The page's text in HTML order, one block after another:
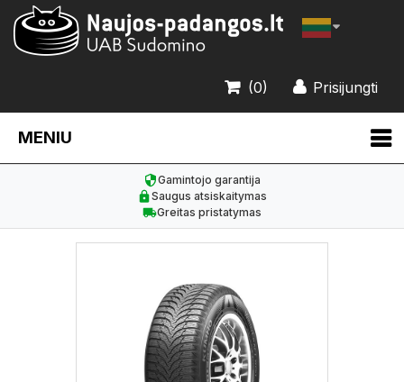
Prisijungti
(0)
MENIU
Gamintojo garantija
Saugus atsiskaitymas
Greitas pristatymas